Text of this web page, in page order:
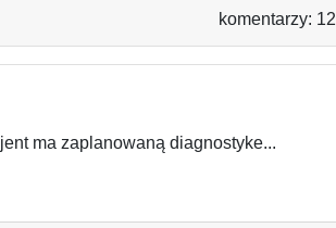
komentarzy: 12
ma zaplanowaną diagnostyke...